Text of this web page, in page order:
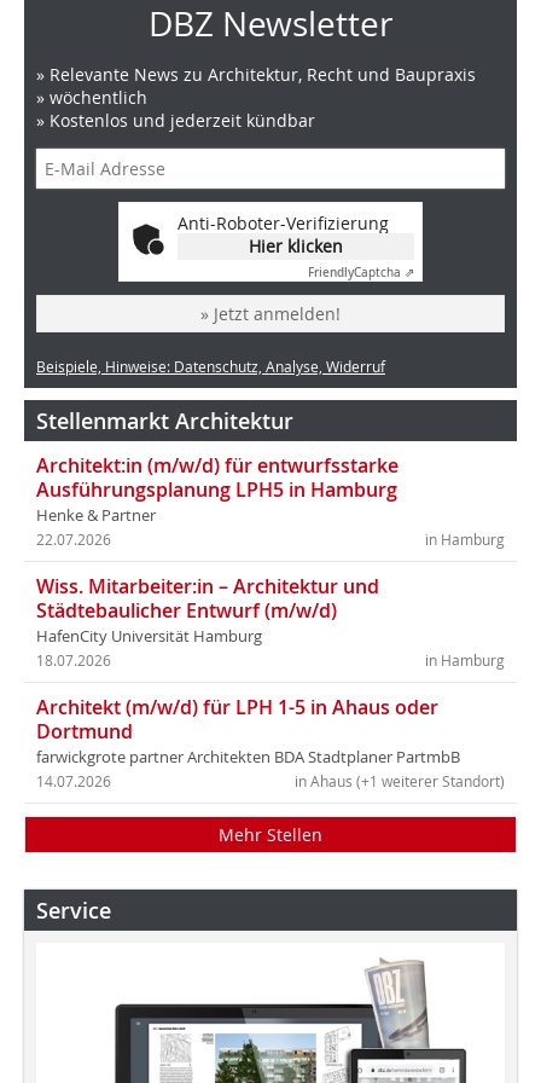
DBZ Newsletter
» Relevante News zu Architektur, Recht und Baupraxis
» wöchentlich
» Kostenlos und jederzeit kündbar
Anti-Roboter-Verifizierung
Hier klicken
FriendlyCaptcha ⇗
» Jetzt anmelden!
Beispiele, Hinweise: Datenschutz, Analyse, Widerruf
Stellenmarkt Architektur
Architekt:in (m/w/d) für entwurfsstarke
Ausführungsplanung LPH5 in Hamburg
Henke & Partner
in Hamburg
22.07.2026
Wiss. Mitarbeiter:in – Architektur und
Städtebaulicher Entwurf (m/w/d)
HafenCity Universität Hamburg
in Hamburg
18.07.2026
Architekt (m/w/d) für LPH 1-5 in Ahaus oder
Dortmund
farwickgrote partner Architekten BDA Stadtplaner PartmbB
in Ahaus (+1 weiterer Standort)
14.07.2026
Mehr Stellen
Service